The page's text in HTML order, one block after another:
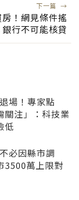
下一篇 →
！網見條件搖
銀行不可能核貸
場！專家點
關注」：科技業
低
必因縣市調
3500萬上限對